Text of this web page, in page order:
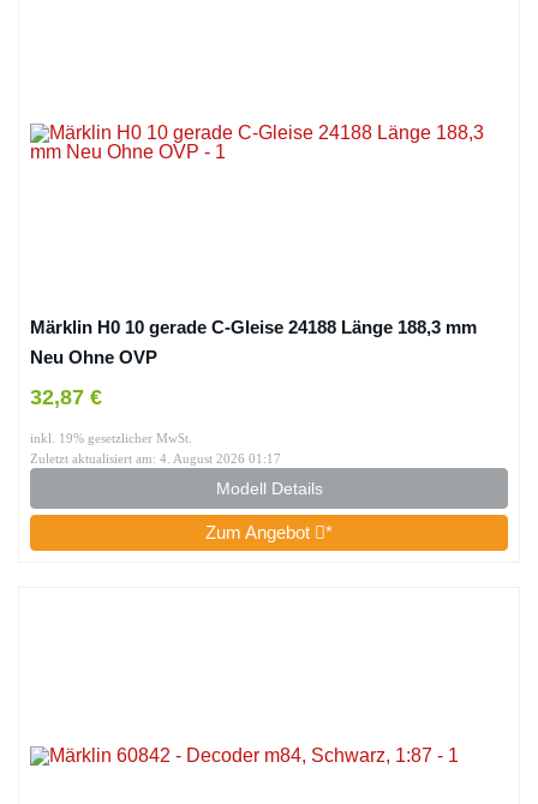
Märklin H0 10 gerade C-Gleise 24188 Länge 188,3 mm
Neu Ohne OVP
32,87 €
inkl. 19% gesetzlicher MwSt.
Zuletzt aktualisiert am: 4. August 2026 01:17
Modell Details
Zum Angebot *